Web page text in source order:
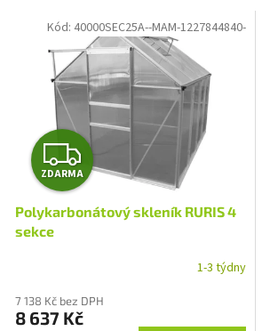
Z
D
A
M
ZDARMA
Polykarbonátový skleník RURIS 4
sekce
1-3 týdny
7 138 Kč bez DPH
8 637 Kč
Kód: 40000SEC25A--MAM-1227844840-